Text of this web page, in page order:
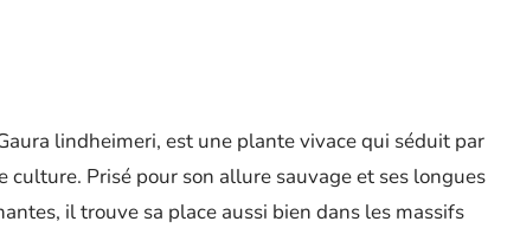
lindheimeri, est une plante vivace qui séduit par
culture. Prisé pour son allure sauvage et ses longues
il trouve sa place aussi bien dans les massifs